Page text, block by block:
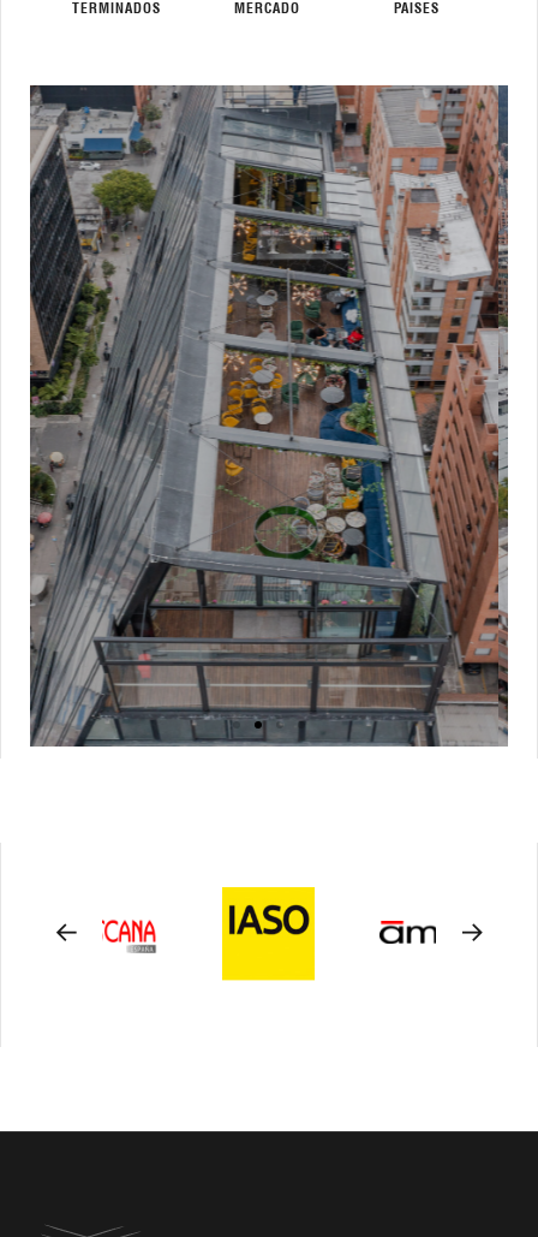
TERMINADOS
MERCADO
PAISES